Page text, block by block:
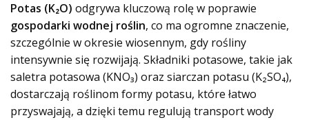
Potas (K₂O) odgrywa kluczową rolę w poprawie
gospodarki wodnej roślin, co ma ogromne znaczenie,
szczególnie w okresie wiosennym, gdy rośliny
intensywnie się rozwijają. Składniki potasowe, takie jak
saletra potasowa (KNO₃) oraz siarczan potasu (K₂SO₄),
dostarczają roślinom formy potasu, które łatwo
przyswajają, a dzięki temu regulują transport wody